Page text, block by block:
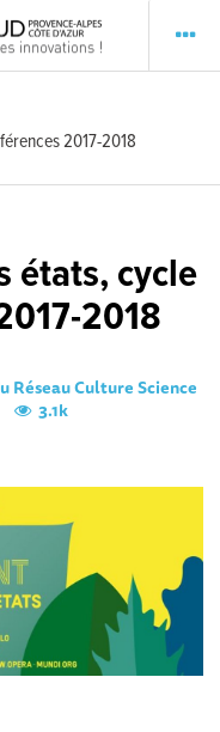
2017-2018
états, cycle
2018
Réseau Culture Science
3.1k